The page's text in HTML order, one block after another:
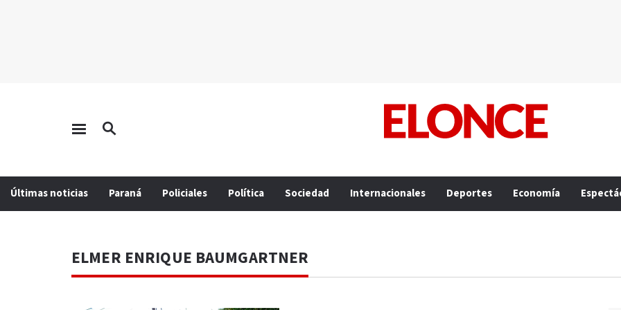
Últimas noticias Paraná Policiales Política Sociedad Internacionales Deportes Economía
ELMER ENRIQUE BAUMGARTNER